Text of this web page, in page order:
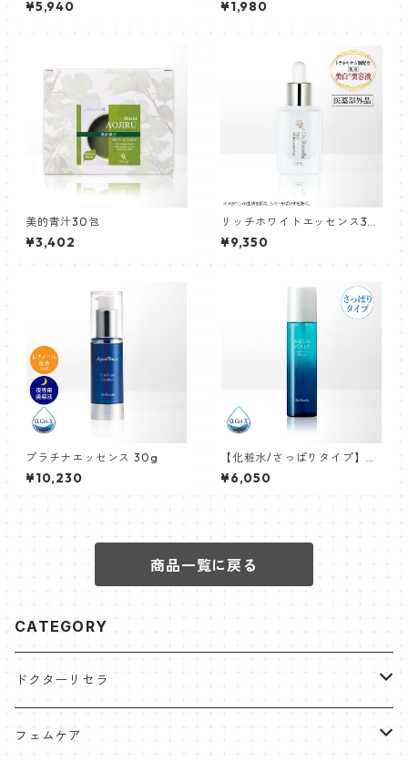
¥5,940 ¥1,980
美的青汁30包
¥3,402
リッチホワイトエッセンス30
mL
¥9,350
プラチナエッセンス 30g
¥10,230
【化粧水/さっぱりタイプ】ピ
ュアモイスチャーウォーター 1
50mL
¥6,050
商品一覧に戻る
CATEGORY
ドクターリセラ
アクアヴィーナス
フェムケア